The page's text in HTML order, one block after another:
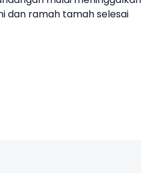
dan ramah tamah selesai